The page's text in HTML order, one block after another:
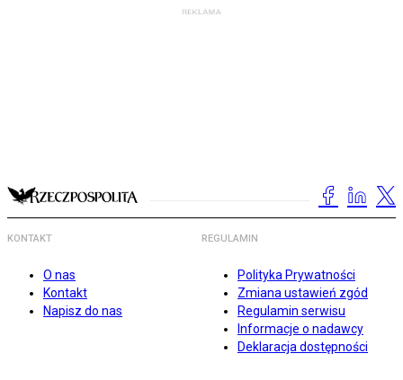
KONTAKT
O nas
Kontakt
Napisz do nas
REGULAMIN
Polityka Prywatności
Zmiana ustawień zgód
Regulamin serwisu
Informacje o nadawcy
Deklaracja dostępności